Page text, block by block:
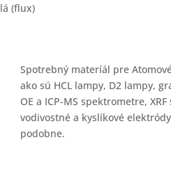
(flux)
Spotrebný materíál pre
ako sú HCL lampy, D2 lampy,
OE a ICP-MS spektrometre,
vodivostné a kyslíkové
podobne.